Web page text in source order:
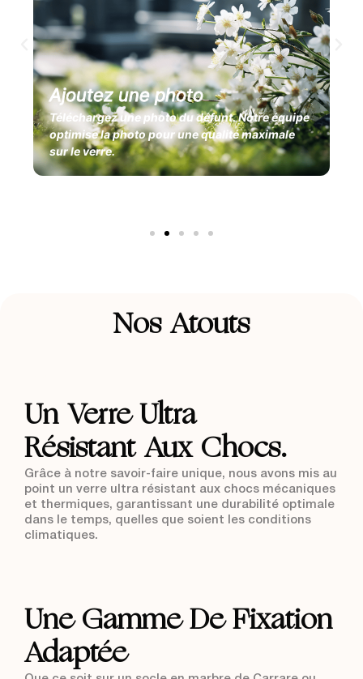
Ajoutez une photo
Téléchargez une photo du défunt. Notre équipe
optimise la photo pour une qualité maximale
sur le verre.
Nos Atouts
Un Verre Ultra
Résistant Aux Chocs.
Grâce à notre savoir-faire unique, nous avons mis au
point un verre ultra résistant aux chocs mécaniques
et thermiques, garantissant une durabilité optimale
dans le temps, quelles que soient les conditions
climatiques.
Une Gamme De Fixation
Adaptée